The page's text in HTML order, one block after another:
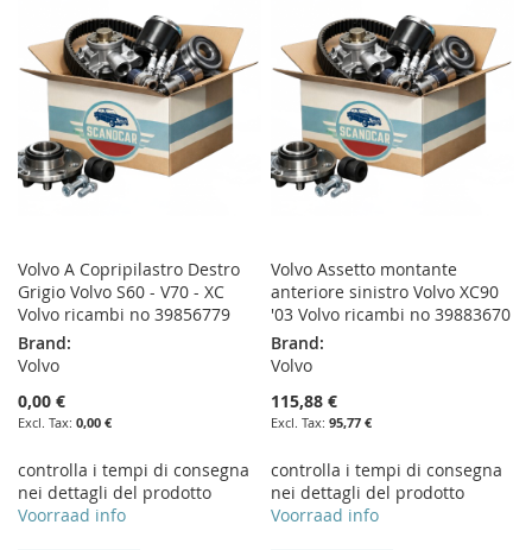
LIST
LIST
Volvo A Copripilastro Destro
Grigio Volvo S60 - V70 - XC
Volvo ricambi no 39856779
Brand:
Volvo
0,00 €
0,00 €
controlla i tempi di consegna
nei dettagli del prodotto
Voorraad info
Volvo Assetto montante
anteriore sinistro Volvo XC90
'03 Volvo ricambi no 39883670
Brand:
Volvo
115,88 €
95,77 €
controlla i tempi di consegna
nei dettagli del prodotto
Voorraad info